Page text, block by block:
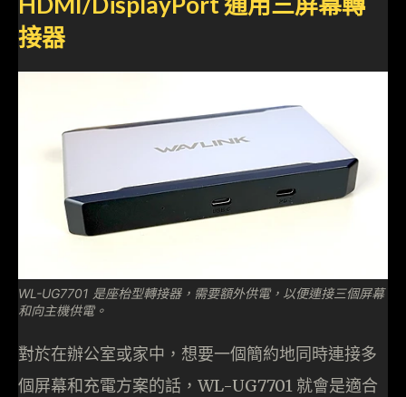
接器
WL-UG7701 是座枱型轉接器，需要額外供電，以便連接三個屏幕
和向主機供電。
對於在辦公室或家中，想要一個簡約地同時連接多
個屏幕和充電方案的話，WL-UG7701 就會是適合